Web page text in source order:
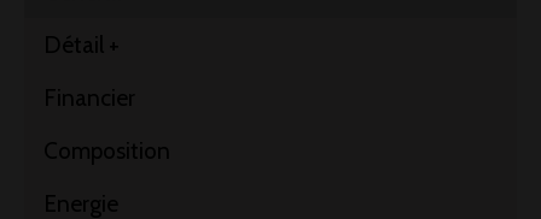
Détail +
Financier
Composition
Energie